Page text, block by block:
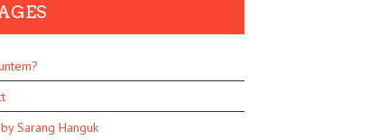
Sarang Hanguk